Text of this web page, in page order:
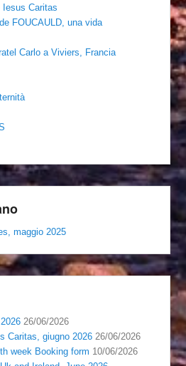
Iesus Caritas
FOUCAULD, una vida
Carlo a Viviers, Francia
maggio 2025
26/06/2026
Caritas, giugno 2026 26/06/2026
week Booking form 10/06/2026